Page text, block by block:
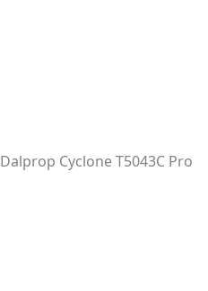
Dalprop Cyclone T5043C Pro